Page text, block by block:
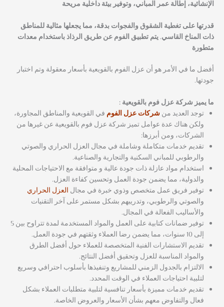
الإنشائية، إطالة عمر المباني، وتوفير بيئة داخلية مريحة
قدرتها على تغطية الشقوق والفجوات بدقة، مما يجعلها مثالية للمناطق
ذات المناخ القاسي. يتم تطبيق الفوم عن طريق الرذاذ باستخدام معدات
متطورة
أفضل ما في الأمر هو أن عزل الفوم بالقويعية بأسعار معقولة وتم اختبار
جودتها.
ما يميز شركة عزل فوم بالقويعية :
توجد العديد منشركات عزل الفوم في القويعية والمناطق المجاورة،
ولكن هناك عدة عوامل تميز شركة عزل فوم بالقويعية عن غيرها من
الشركات، ومن أبرزها:
تقديم خدمات متكاملة وشاملة في مجال العزل الحراري والصوتي
والرطوبي للمباني السكنية والتجارية والصناعية.
استخدام مواد عازلة ذات جودة عالية و متوافقة مع الاحتياجات المحلية
والدولية، مما يضمن جودة العمل وتحسين كفاءة العزل.
توفير فريق عمل متخصص وذوي خبرة في مجال العزل الحراري
والصوتي والرطوبي، وتدريبهم بشكل مستمر على آخر التقنيات
والأساليب الفعالة في المجال.
توفير ضمانات كتابية على العمل والمواد المستخدمة لمدة تتراوح بين 5
إلى 10 سنوات، مما يضمن رضا العملاء وثقتهم في جودة العمل.
تقديم الاستشارات الفنية المتخصصة للعملاء حول أفضل الطرق
والمواد المناسبة للعزل وتحقيق أفضل النتائج.
الالتزام بالجدول الزمني للمشاريع وتنفيذها بأسلوب احترافي وسريع
لتلبية احتياجات العملاء في الوقت المحدد.
تقديم خدمات مميزة بأسعار تنافسية لتلبية متطلبات العملاء بشكل
فعال والتفاوض معهم بشأن الأسعار والعروض الخاصة.